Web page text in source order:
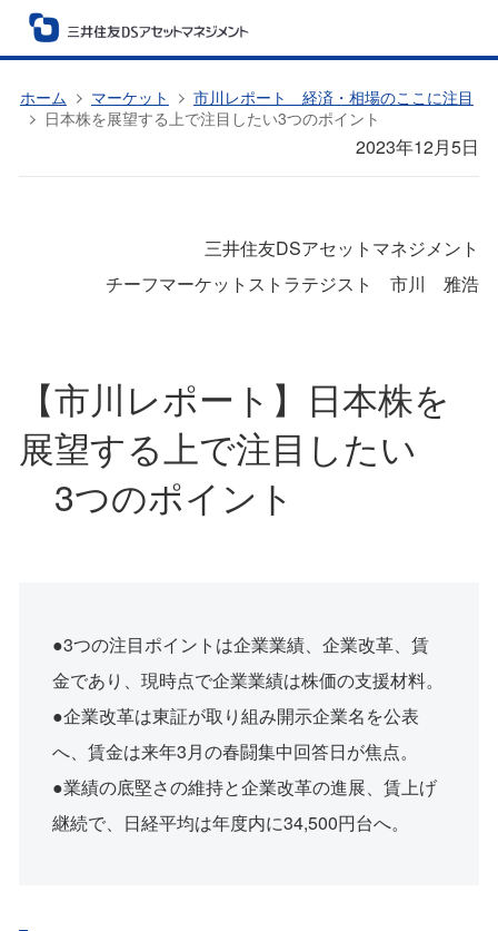
ホーム マーケット
市川レポート 経済・相場のここに注目
日本株を展望する上で注目したい3つのポイント
2023年12月5日
三井住友DSアセットマネジメント
チーフマーケットストラテジスト 市川 雅浩
【市川レポート】日本株を
展望する上で注目したい
3つのポイント
●3つの注目ポイントは企業業績、企業改革、賃
金であり、現時点で企業業績は株価の支援材料。
●企業改革は東証が取り組み開示企業名を公表
へ、賃金は来年3月の春闘集中回答日が焦点。
●業績の底堅さの維持と企業改革の進展、賃上げ
継続で、日経平均は年度内に34,500円台へ。